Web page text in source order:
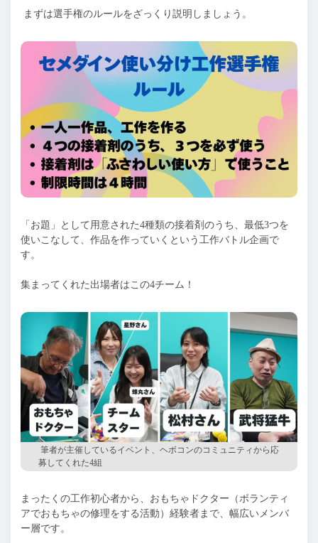
まずは選手権のルールをざっくり説明しましょう。
「お題」として用意された4種類の接着剤のうち、最低3つを
使いこなして、作品を作っていくという工作バトル企画で
す。
集まってくれた出場者はこの4チーム！
筆者が主催しているイベント、ヘボコンのコミュニティから応
募してくれた4組
まったくの工作初心者から、おもちゃドクター（ボランティ
アでおもちゃの修理をする活動）経験者まで、幅広いメンバ
ー層です。